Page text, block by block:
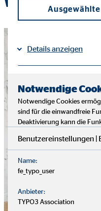
Details anzeigen
Notwendige
Notwendige Cookies
sind für die einwandfreie
Deaktivierung kann die
Benutzereinstellungen |
Name:
fe_typo_user
Anbieter:
TYPO3 Association